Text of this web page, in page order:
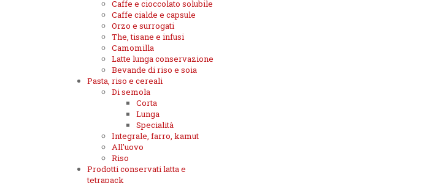
Caffe e cioccolato solubile
Caffe cialde e capsule
Orzo e surrogati
The, tisane e infusi
Camomilla
Latte lunga conservazione
Bevande di riso e soia
Pasta, riso e cereali
Di semola
Corta
Lunga
Specialità
Integrale, farro, kamut
All'uovo
Riso
Prodotti conservati latta e
tetrapack